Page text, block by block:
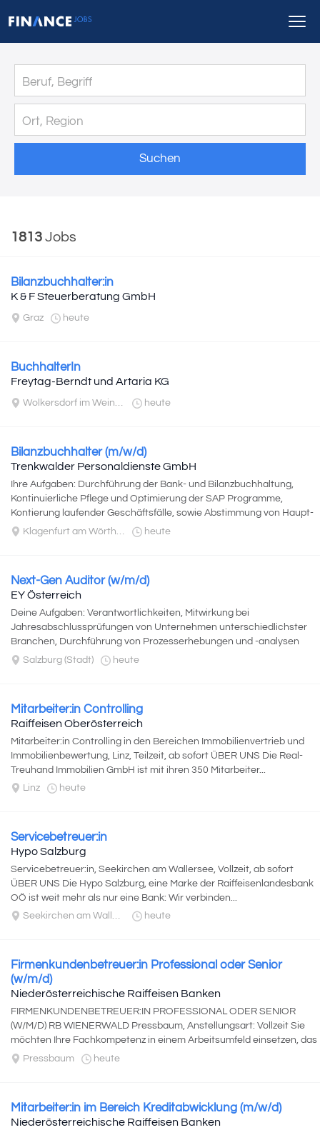
Suchen
1813 Jobs
Bilanzbuchhalter:in
K & F Steuerberatung GmbH
Graz heute
BuchhalterIn
Freytag-Berndt und Artaria KG
Wolkersdorf im Weinviertel heute
Bilanzbuchhalter (m/w/d)
Trenkwalder Personaldienste GmbH
Ihre Aufgaben: Durchführung der Bank- und Bilanzbuchhaltung,
Kontinuierliche Pflege und Optimierung der SAP Programme,
Kontierung laufender Geschäftsfälle, sowie Abstimmung von Haupt-
und Nebenbuchkonten...
Klagenfurt am Wörthersee heute
Next-Gen Auditor (w/m/d)
EY Österreich
Deine Aufgaben: Verantwortlichkeiten, Mitwirkung bei
Jahresabschlussprüfungen von Unternehmen unterschiedlichster
Branchen, Durchführung von Prozesserhebungen und -analysen
sowie Dokumentation und Prüfung...
Salzburg (Stadt) heute
Mitarbeiter:in Controlling
Raiffeisen Oberösterreich
Mitarbeiter:in Controlling in den Bereichen Immobilienvertrieb und
Immobilienbewertung, Linz, Teilzeit, ab sofort ÜBER UNS Die Real-
Treuhand Immobilien GmbH ist mit ihren 350 Mitarbeiter...
Linz
heute
Servicebetreuer:in
Hypo Salzburg
Servicebetreuer:in, Seekirchen am Wallersee, Vollzeit, ab sofort
ÜBER UNS Die Hypo Salzburg, eine Marke der Raiffeisenlandesbank
OÖ ist weit mehr als nur eine Bank: Wir verbinden...
Seekirchen am Wallersee
heute
Firmenkundenbetreuer:in Professional oder Senior
(w/m/d)
Niederösterreichische Raiffeisen Banken
FIRMENKUNDENBETREUER:IN PROFESSIONAL ODER SENIOR
(W/M/D) RB WIENERWALD Pressbaum, Anstellungsart: Vollzeit Sie
möchten Ihre Fachkompetenz in einem Arbeitsumfeld einsetzen, das
Transparenz...
Pressbaum heute
Mitarbeiter:in im Bereich Kreditabwicklung (m/w/d)
Niederösterreichische Raiffeisen Banken